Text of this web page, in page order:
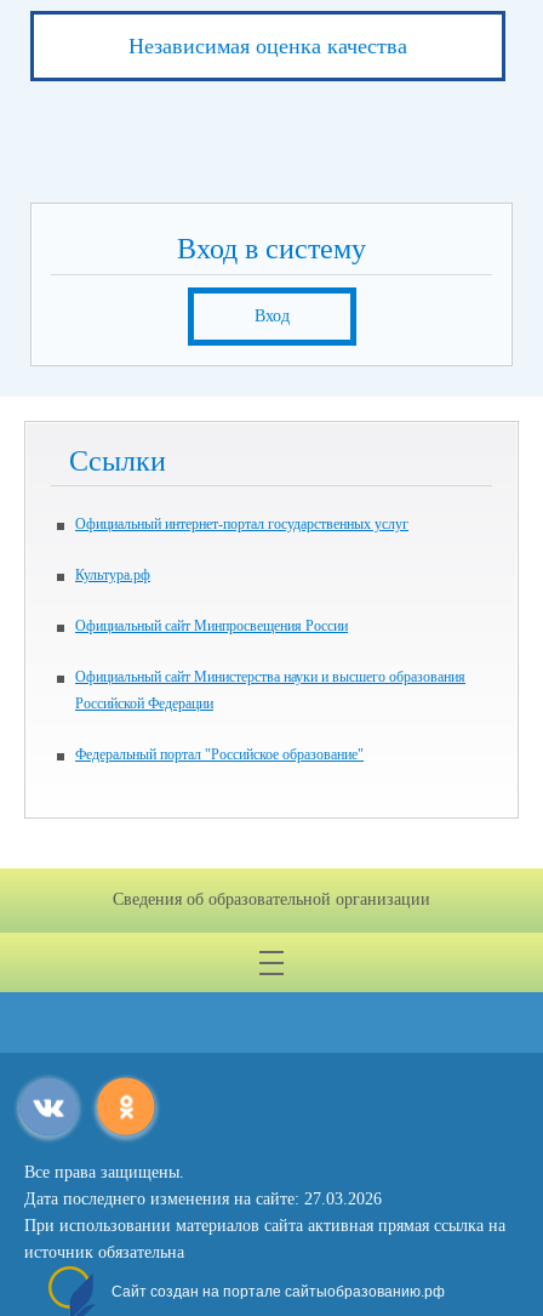
Независимая оценка качества
Вход в систему
Вход
Ссылки
Официальный интернет-портал государственных услуг
Культура.рф
Официальный сайт Минпросвещения России
Официальный сайт Министерства науки и высшего образования
Российской Федерации
Федеральный портал "Российское образование"
Сведения об образовательной организации
Все права защищены.
Дата последнего изменения на сайте: 27.03.2026
При использовании материалов сайта активная прямая ссылка на
источник обязательна
Сайт создан на портале сайтыобразованию.рф